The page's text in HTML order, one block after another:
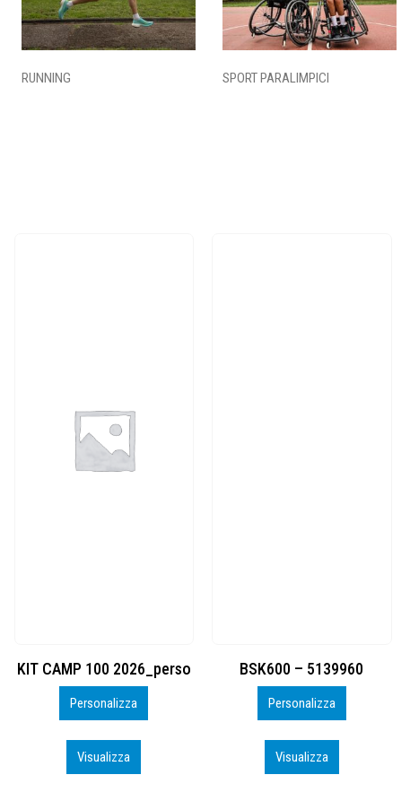
RUNNING SPORT PARALIMPICI
BSK600 – 5139960
Personalizza
Visualizza
DTF
Personalizza
Visualizza